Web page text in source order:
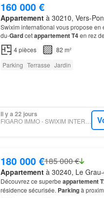
160 000 €
Appartementà 30210, Vers-
Swixim international vous propose en
du-Gardcetappartement T4en rez
4pièces
82 m²
Parking Terrasse Jardin
Il y a 22 jours
FIGARO IMMO - SWIXIM INTERNATIONAL UZÈS - CÔTÉ SOLEIL IMMOBILIER
180 000 €185 000 €
Appartementà 30240, Le
Découvrez ce superbe appartement
résidence sécurisée. Parkingà